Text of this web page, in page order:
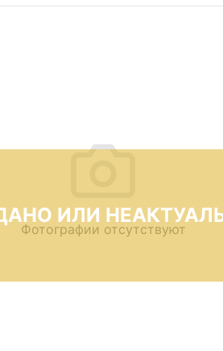
ИЛИ
Фотографии отсутствуют